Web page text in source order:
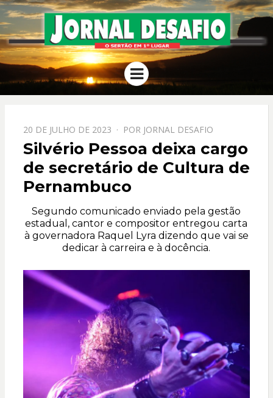
JORNAL
DESAFIO
O Sertão em 1º Lugar
Menu
PPOSTADO
EM
20 DE JULHO DE 2023 POR JORNAL DESAFIO
Silvério Pessoa deixa cargo
de secretário de Cultura de
Pernambuco
Segundo comunicado enviado pela gestão
estadual, cantor e compositor entregou carta
à governadora Raquel Lyra dizendo que vai se
dedicar à carreira e à docência.